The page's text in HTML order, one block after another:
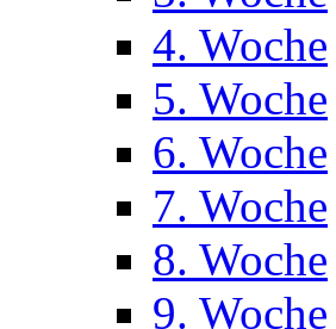
4. Woche
5. Woche
6. Woche
7. Woche
8. Woche
9. Woche